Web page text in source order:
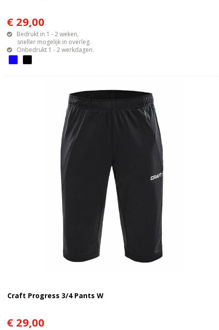
€ 29,00
Bedrukt in 1 - 2 weken,
sneller mogelijk in overleg.
Onbedrukt 1 - 2 werkdagen.
Craft Progress 3/4 Pants W
€ 29,00